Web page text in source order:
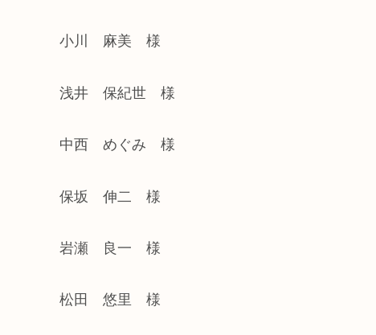
小川 麻美 様
浅井 保紀世 様
中西 めぐみ 様
保坂 伸二 様
岩瀬 良一 様
松田 悠里 様